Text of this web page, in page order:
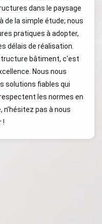
dans le paysage
de la simple étude; nous
pratiques à adopter,
délais de réalisation.
bâtiment, c'est
Nous nous
solutions fiables qui
les normes en
n’hésitez pas à nous
!